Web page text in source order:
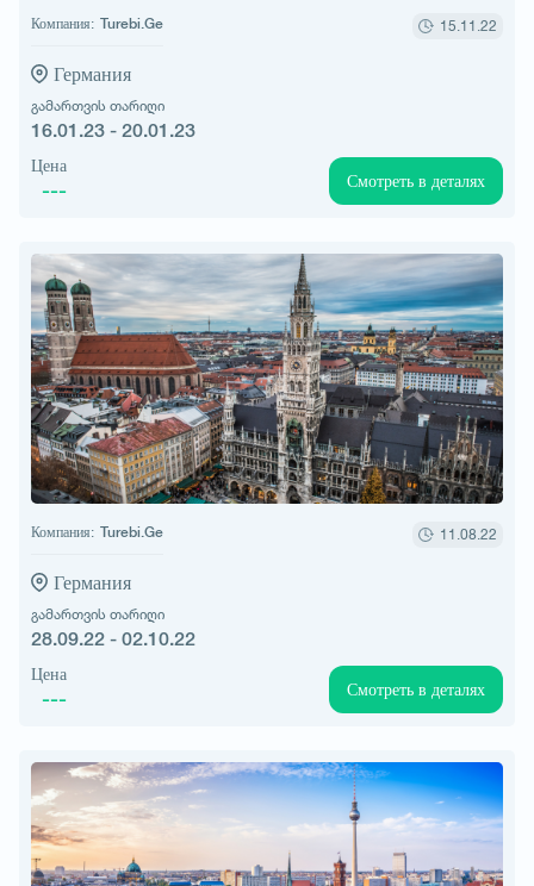
Компания: Turebi.Ge 15.11.22
Германия
გამართვის თარიღი
16.01.23 - 20.01.23
Цена
--- Смотреть в деталях
Компания: Turebi.Ge 11.08.22
Германия
გამართვის თარიღი
28.09.22 - 02.10.22
Цена
--- Смотреть в деталях